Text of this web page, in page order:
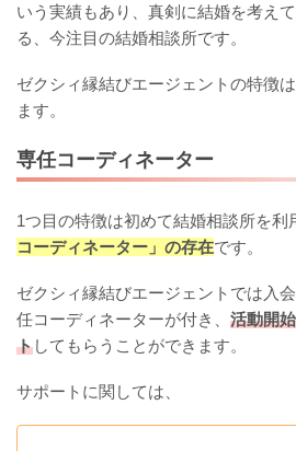
いう実績もあり、真剣に結婚を考え
る、今注目の結婚相談所です。
ゼクシィ縁結びエージェントの特徴
ます。
専任コーディネーター
1つ目の特徴は初めて結婚相談所を利
コーディネーター」の存在です。
ゼクシィ縁結びエージェントでは入
任コーディネーターが付き、 活動開
トしてもらうことができます。
サポートに関しては、